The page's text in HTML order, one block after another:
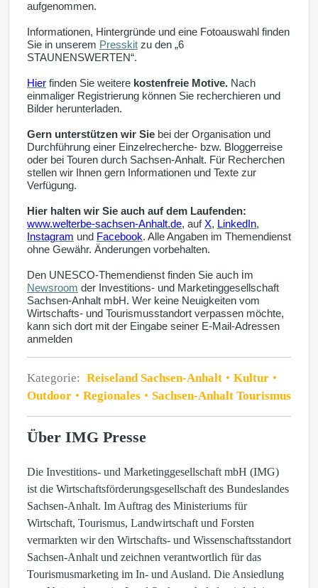
aufgenommen.
Informationen, Hintergründe und eine Fotoauswahl finden
Sie in unserem Presskit zu den „6
STAUNENSWERTEN“.
Hier finden Sie weitere kostenfreie Motive. Nach
einmaliger Registrierung können Sie recherchieren und
Bilder herunterladen.
Gern unterstützen wir Sie bei der Organisation und
Durchführung einer Einzelrecherche- bzw. Bloggerreise
oder bei Touren durch Sachsen-Anhalt. Für Recherchen
stellen wir Ihnen gern Informationen und Texte zur
Verfügung.
Hier halten wir Sie auch auf dem Laufenden:
www.welterbe-sachsen-Anhalt.de, aufX, LinkedIn,
Instagram und Facebook. Alle Angaben im Themendienst
ohne Gewähr. Änderungen vorbehalten.
Den UNESCO-Themendienst finden Sie auch im
Newsroom der Investitions- und Marketinggesellschaft
Sachsen-Anhalt mbH. Wer keine Neuigkeiten vom
Wirtschafts- und Tourismusstandort verpassen möchte,
kann sich dort mit der Eingabe seiner E-Mail-Adressen
anmelden
Kategorie: Reiseland Sachsen-Anhalt
Kultur
Outdoor
Regionales Sachsen-Anhalt Tourismus
Über IMG Presse
Die Investitions- und Marketinggesellschaft mbH (IMG)
ist die Wirtschaftsförderungsgesellschaft des Bundeslandes
Sachsen-Anhalt. Im Auftrag des Ministeriums für
Wirtschaft, Tourismus, Landwirtschaft und Forsten
vermarkten wir den Wirtschafts- und Wissenschaftsstandort
Sachsen-Anhalt und zeichnen verantwortlich für das
Tourismusmarketing im In- und Ausland. Die Ansiedlung